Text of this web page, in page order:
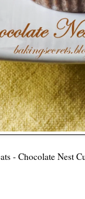
- Chocolate Nest